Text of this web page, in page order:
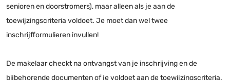
senioren en doorstromers), maar alleen als je aan de
toewijzingscriteria voldoet. Je moet dan wel twee
inschrijfformulieren invullen!
De makelaar checkt na ontvangst van je inschrijving en de
bijbehorende documenten of je voldoet aan de toewijzingscriteria.